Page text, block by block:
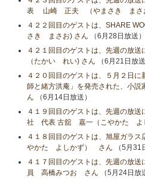
表 山崎 正夫 （やまさき まさ
４２２回目のゲストは、SHARE
さき まさお) さん （6月28日放送）
４２１回目のゲストは、先週の放
（たかい れい) さん （6月21日放送
４２０回目のゲストは、５月２日
師と緒方洪庵」を発売された、
ん （6月14日放送）
４１９回目のゲストは、先週の放
社 代表 古舘 嘉一（こやかた よ
４１８回目のゲストは、旭屋ガラ
やかた よしかず） さん （5月31
４１７回目のゲストは、先週の放
員 高橋みつお さん （5月24日放